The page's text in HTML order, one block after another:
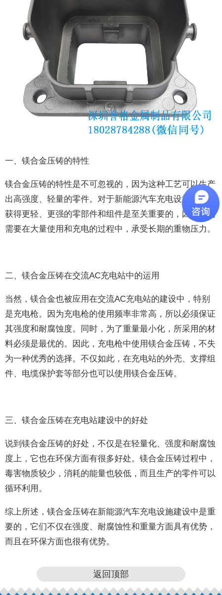
一、镁合金压铸的特性
镁合金压铸的特性是不可忽视的，因为这种工艺可以生产
出高强度、轻量的零件。对于新能源汽车充电设施来说，
获得更轻、更强的零部件和组件是至关重要的，因为它们
需要在大量使用和充电的过程中，承受长期的重物压力。
二、镁合金压铸在交流AC充电站中的运用
当然，镁合金也被应用在交流AC充电站的建设中，特别
是充电枪。因为充电枪的使用频率非常高，所以必须保证
其强度和耐腐蚀度。同时，为了重量最小化，所采用的材
料必须是最优的。因此，充电枪中使用镁合金压铸，不失
为一种优秀的选择。不仅如此，在充电站的外壳、支撑组
件、电缆保护套等部分也可以使用镁合金压铸。
三、镁合金压铸在充电站建设中的好处
说到镁合金压铸的好处，不仅是在轻量化、强度和耐腐蚀
度上，它也在环保方面有很多好处。镁合金压铸过程中，
毒害物质较少，消耗的能量也较低，而且生产的零件可以
循环利用。
综上所述，镁合金压铸在新能源汽车充电设施建设中是重
要的，它们不仅在强度、耐腐蚀性和重量方面具有优势，
而且在环保方面也很有优势。
返回顶部